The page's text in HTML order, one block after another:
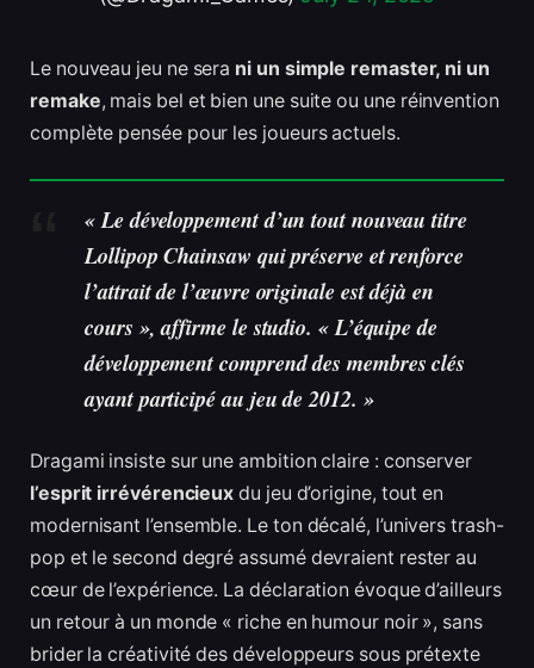
Le nouveau jeu ne sera ni un simple remaster, ni un
remake, mais bel et bien une suite ou une réinvention
complète pensée pour les joueurs actuels.
« Le développement d’un tout nouveau titre
Lollipop Chainsaw qui préserve et renforce
l’attrait de l’œuvre originale est déjà en
cours », affirme le studio. « L’équipe de
développement comprend des membres clés
ayant participé au jeu de 2012. »
Dragami insiste sur une ambition claire : conserver
l’esprit irrévérencieux du jeu d’origine, tout en
modernisant l’ensemble. Le ton décalé, l’univers trash-
pop et le second degré assumé devraient rester au
cœur de l’expérience. La déclaration évoque d’ailleurs
un retour à un monde « riche en humour noir », sans
brider la créativité des développeurs sous prétexte